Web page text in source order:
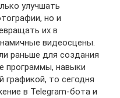
улучшать
но и
их в
видеосцены.
раньше для создания
программы, навыки
графикой, то сегодня
в Telegram-бота и